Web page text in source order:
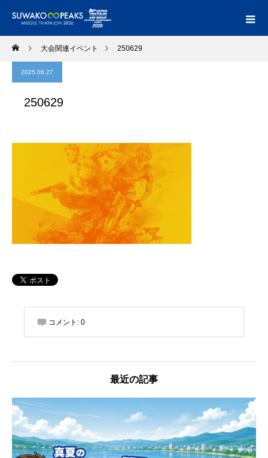
大会関連イベント 250629
2025.06.27
250629
コメント: 0
最近の記事